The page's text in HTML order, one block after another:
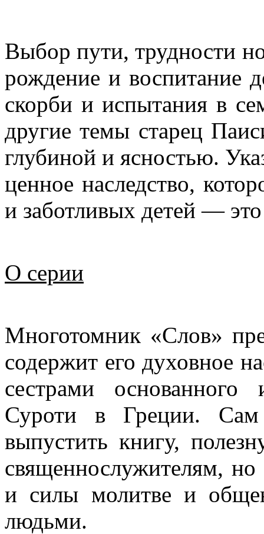
Выбор пути, трудности
рождение и воспитание
скорби и испытания в
другие темы старец
глубиной и ясностью.
ценное наследство,
и заботливых детей — это
О серии
Многотомник «Слов»
содержит его духовное
сестрами
Суроти в Греции. Сам
выпустить книгу,
священнослужителям, но
и силы молитве и
людьми.